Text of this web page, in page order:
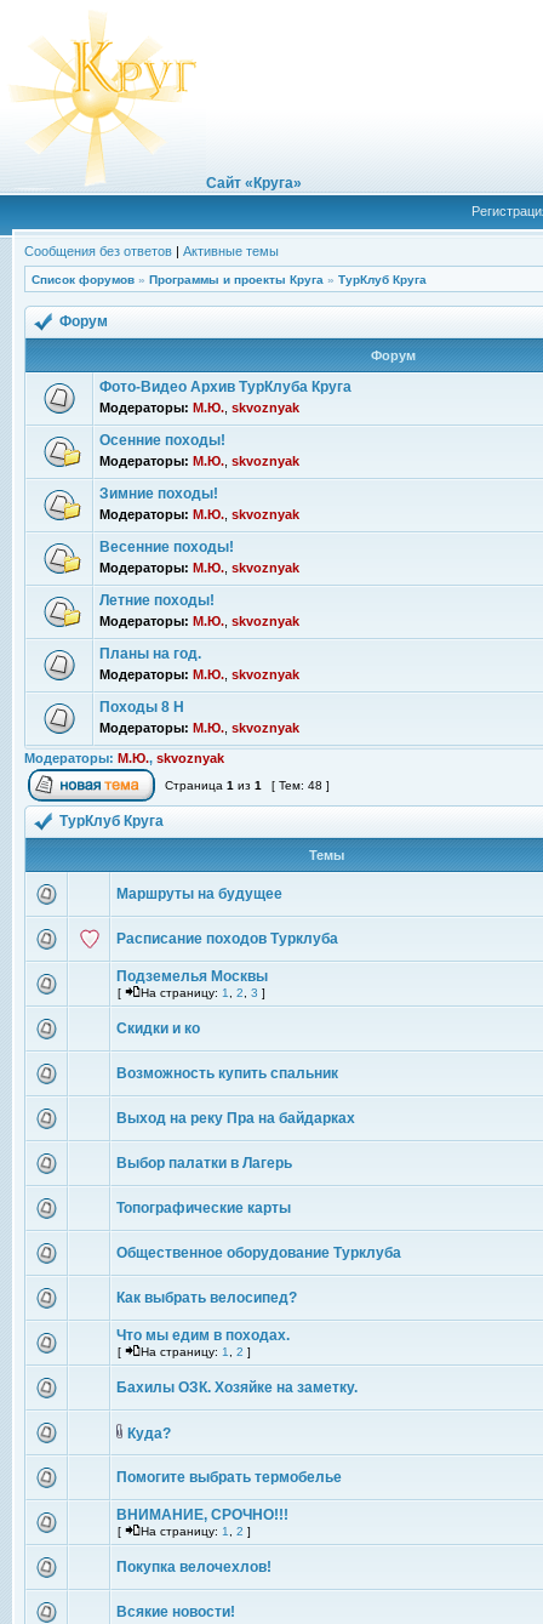
Сайт «Круга»
Сообщения без ответов | Активные темы
Список форумов » Программы и проекты Круга » ТурКлуб Круга
Форум
Форум
Фото-Видео Архив ТурКлуба Круга
Модераторы: М.Ю. skvoznyak
Осенние походы!
Модераторы: М.Ю. skvoznyak
Зимние походы!
Модераторы: М.Ю. skvoznyak
Весенние походы!
Модераторы: М.Ю. skvoznyak
Летние походы!
Модераторы: М.Ю. skvoznyak
Планы на год.
Модераторы: М.Ю. skvoznyak
Походы 8 Н
Модераторы: М.Ю. skvoznyak
Модераторы: М.Ю., skvoznyak
Страница 1 из 1 [ Тем: 48 ]
ТурКлуб Круга
Темы
Маршруты на будущее
Расписание походов Турклуба
Подземелья Москвы
[ На страницу: 1 2 3 ]
Скидки и ко
Возможность купить спальник
Выход на реку Пра на байдарках
Выбор палатки в Лагерь
Топографические карты
Общественное оборудование Турклуба
Как выбрать велосипед?
Что мы едим в походах.
[ На страницу: 1 2 ]
Бахилы ОЗК. Хозяйке на заметку.
Куда?
Помогите выбрать термобелье
ВНИМАНИЕ, СРОЧНО!!!
[ На страницу: 1 2 ]
Покупка велочехлов!
Всякие новости!